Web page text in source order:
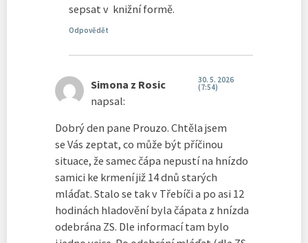
sepsat v knižní formě.
Odpovědět
Simona z Rosic
napsal:
30. 5. 2026
(7:54)
Dobrý den pane Prouzo. Chtěla jsem
se Vás zeptat, co může být příčinou
situace, že samec čápa nepustí na hnízdo
samici ke krmení již 14 dnů starých
mláďat. Stalo se tak v Třebíči a po asi 12
hodinách hladovění byla čápata z hnízda
odebrána ZS. Dle informací tam bylo